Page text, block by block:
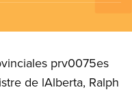
prv0075es
de lAlberta, Ralph